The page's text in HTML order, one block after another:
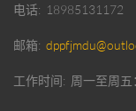
电话 18985131172
邮箱
工作时间 周一至周五